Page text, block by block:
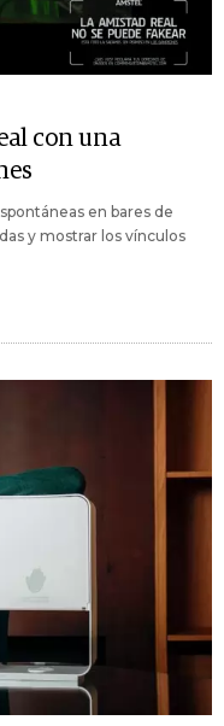
con una
en bares de
y mostrar los vínculos